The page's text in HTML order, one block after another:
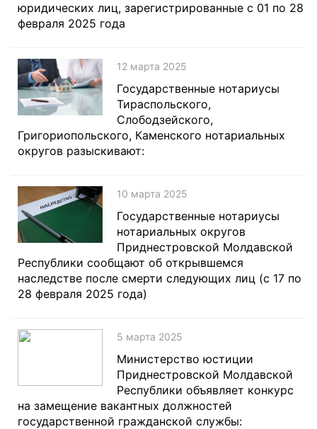
юридических лиц, зарегистрированные с 01 по 28
февраля 2025 года
12 марта 2025
Государственные нотариусы
Тираспольского,
Слободзейского,
Григориопольского, Каменского нотариальных
округов разыскивают:
10 марта 2025
Государственные нотариусы
нотариальных округов
Приднестровской Молдавской
Республики сообщают об открывшемся
наследстве после смерти следующих лиц (с 17 по
28 февраля 2025 года)
5 марта 2025
Министерство юстиции
Приднестровской Молдавской
Республики объявляет конкурс
на замещение вакантных должностей
государственной гражданской службы: